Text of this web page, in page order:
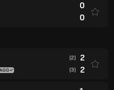
0
0
(2) 2
(3) 2